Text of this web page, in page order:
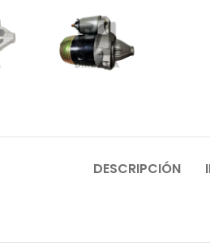
DESCRIPCIÓN